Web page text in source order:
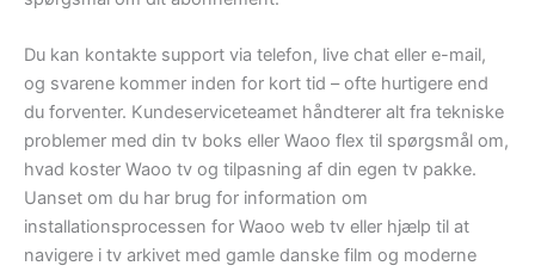
Du kan kontakte support via telefon, live chat eller e-mail,
og svarene kommer inden for kort tid – ofte hurtigere end
du forventer. Kundeserviceteamet håndterer alt fra tekniske
problemer med din tv boks eller Waoo flex til spørgsmål om,
hvad koster Waoo tv og tilpasning af din egen tv pakke.
Uanset om du har brug for information om
installationsprocessen for Waoo web tv eller hjælp til at
navigere i tv arkivet med gamle danske film og moderne